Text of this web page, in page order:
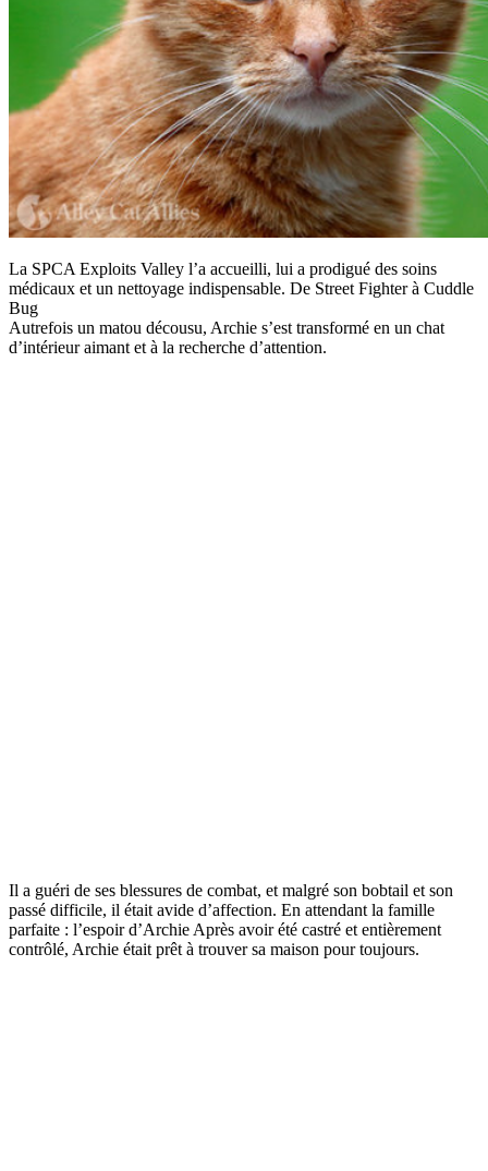
La SPCA Exploits Valley l’a accueilli, lui a prodigué des soins
médicaux et un nettoyage indispensable. De Street Fighter à Cuddle
Bug
Autrefois un matou décousu, Archie s’est transformé en un chat
d’intérieur aimant et à la recherche d’attention.
Il a guéri de ses blessures de combat, et malgré son bobtail et son
passé difficile, il était avide d’affection. En attendant la famille
parfaite : l’espoir d’Archie Après avoir été castré et entièrement
contrôlé, Archie était prêt à trouver sa maison pour toujours.